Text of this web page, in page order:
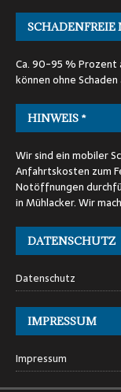
Ca. 90-95 %
können ohne
HINWEIS *
Wir sind ein mobiler
Anfahrtskosten zum
Notöffnungen
in Mühlacker. Wir
DATENSCHUTZ
Datenschutz
IMPRESSUM
Impressum